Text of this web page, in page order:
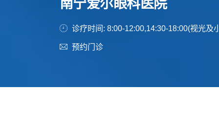
南宁爱尔眼科医院
诊疗时间: 8:00-12:00,14:30-18:00(视光及
预约门诊